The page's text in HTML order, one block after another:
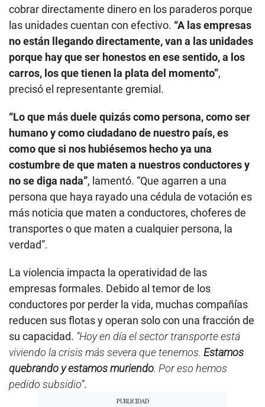
cobrar directamente dinero en los paraderos porque
las unidades cuentan con efectivo. “A las empresas
no están llegando directamente, van a las unidades
porque hay que ser honestos en ese sentido, a los
carros, los que tienen la plata del momento”,
precisó el representante gremial.
“Lo que más duele quizás como persona, como ser
humano y como ciudadano de nuestro país, es
como que si nos hubiésemos hecho ya una
costumbre de que maten a nuestros conductores y
no se diga nada”, lamentó. “Que agarren a una
persona que haya rayado una cédula de votación es
más noticia que maten a conductores, choferes de
transportes o que maten a cualquier persona, la
verdad”.
La violencia impacta la operatividad de las
empresas formales. Debido al temor de los
conductores por perder la vida, muchas compañías
reducen sus flotas y operan solo con una fracción de
su capacidad. “Hoy en día el sector transporte está
viviendo la crisis más severa que tenemos. Estamos
quebrando y estamos muriendo. Por eso hemos
pedido subsidio”.